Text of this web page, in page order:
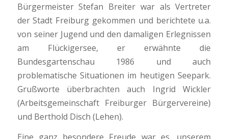
Bürgermeister Stefan Breiter war als Vertreter
der Stadt Freiburg gekommen und berichtete u.a.
von seiner Jugend und den damaligen Erlegnissen
am Flückigersee, er erwähnte die
Bundesgartenschau 1986 und auch
problematische Situationen im heutigen Seepark.
Grußworte überbrachten auch Ingrid Wickler
(Arbeitsgemeinschaft Freiburger Bürgervereine)
und Berthold Disch (Lehen).